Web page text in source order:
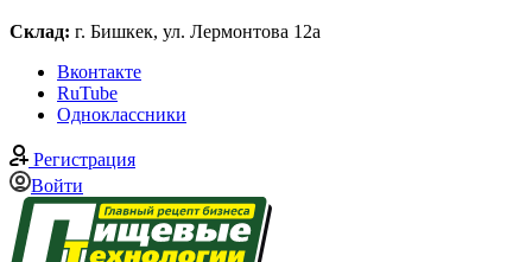
Склад: г. Бишкек, ул. Лермонтова 12а
Вконтакте
RuTube
Одноклассники
Регистрация
Войти